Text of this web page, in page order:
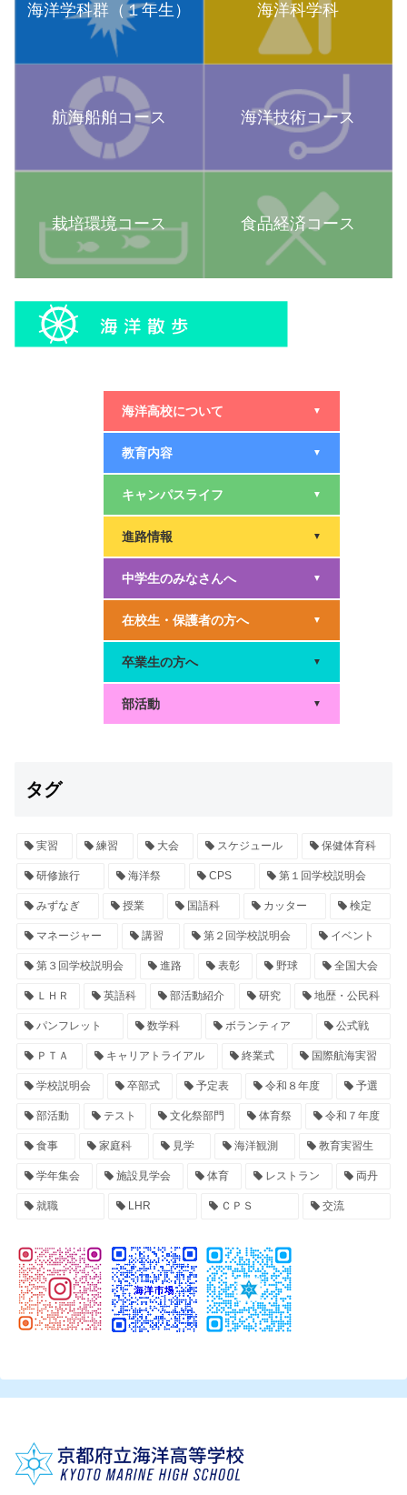
海洋学科群（１年生） 海洋科学科
航海船舶コース 海洋技術コース
栽培環境コース 食品経済コース
海洋高校について ▼
教育内容 ▼
キャンパスライフ ▼
進路情報 ▼
中学生のみなさんへ ▼
在校生・保護者の方へ ▼
卒業生の方へ ▼
部活動 ▼
タグ
実習 練習 大会 スケジュール 保健体育科
研修旅行 海洋祭 CPS 第１回学校説明会
みずなぎ 授業 国語科 カッター 検定
マネージャー 講習 第２回学校説明会 イベント
第３回学校説明会 進路 表彰 野球 全国大会
ＬＨＲ 英語科 部活動紹介 研究 地歴・公民科
パンフレット 数学科 ボランティア 公式戦
ＰＴＡ キャリアトライアル 終業式 国際航海実習
学校説明会 卒部式 予定表 令和８年度 予選
部活動 テスト 文化祭部門 体育祭 令和７年度
食事 家庭科 見学 海洋観測 教育実習生
学年集会 施設見学会 体育 レストラン 両丹
就職 LHR ＣＰＳ 交流